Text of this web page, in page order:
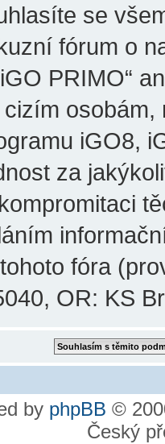
se
fórum o
PRIMO“
iGO8,
za
fóra
OR: KS
by phpBB ©
Český